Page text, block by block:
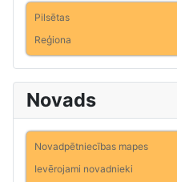
Pilsētas
Reģiona
Novads
Novadpētniecības mapes
Ievērojami novadnieki